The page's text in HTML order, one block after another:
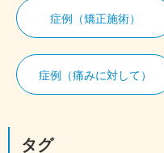
症例（矯正施術）
症例（痛みに対して）
タグ